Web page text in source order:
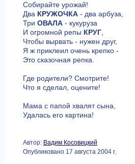
Собирайте урожай!
Два КРУЖОЧКА- два арбуза,
Три ОВАЛА- кукуруза
И огромной репы КРУГ,
Чтобы вырвать - нужен друг,
Я ж приклеил очень крепко -
Это сказочная репка.
Где родители? Смотрите!
Что я сделал, оцените!
Мама с папой хвалят сына,
Удалась его картина!
Автор: Вадим Косовицкий
Опубликовано 17 августа 2004 г.